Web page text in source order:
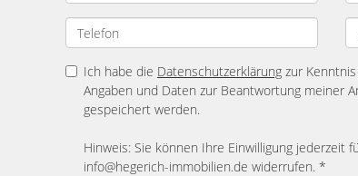
Ich habe die Datenschutzerklärung zur
Angaben und Daten zur Beantwortung meiner
gespeichert werden.
Hinweis: Sie können Ihre Einwilligung jederzeit
info@hegerich-immobilien.de widerrufen. *